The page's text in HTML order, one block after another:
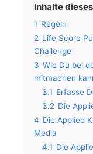
Inhalte
1 Regeln
2 Life Score
Challenge
3 Wie Du bei
mitmachen
3.1 Erfasse
3.2 Die
4 Die Applied
Media
4.1 Die